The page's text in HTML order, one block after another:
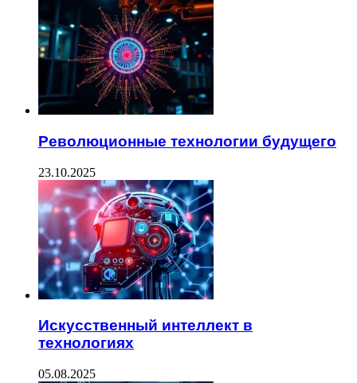
Революционные технологии будущего
23.10.2025
Искусственный интеллект в
технологиях
05.08.2025